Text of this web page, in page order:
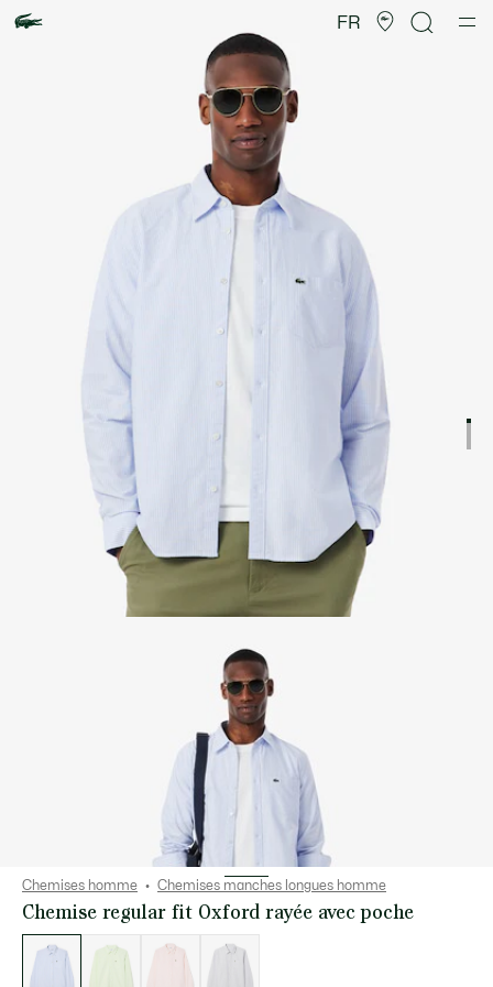
FR
d’images
produit
Chemises homme Chemises manches longues homme
Chemise regular fit Oxford rayée avec poche
des
déclinaisons